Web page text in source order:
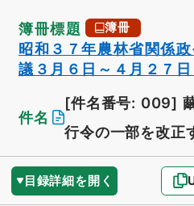
簿冊標題 簿冊
昭和３７年農林省関係
議３月６日～４月２７日
件名
[件名番号: 009]
行令の一部を改正
目録詳細を開く